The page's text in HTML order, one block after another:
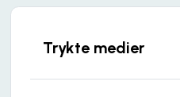
Trykte medier